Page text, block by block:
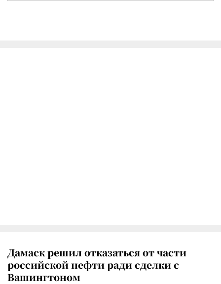
Дамаск решил отказаться от части
российской нефти ради сделки с
Вашингтоном